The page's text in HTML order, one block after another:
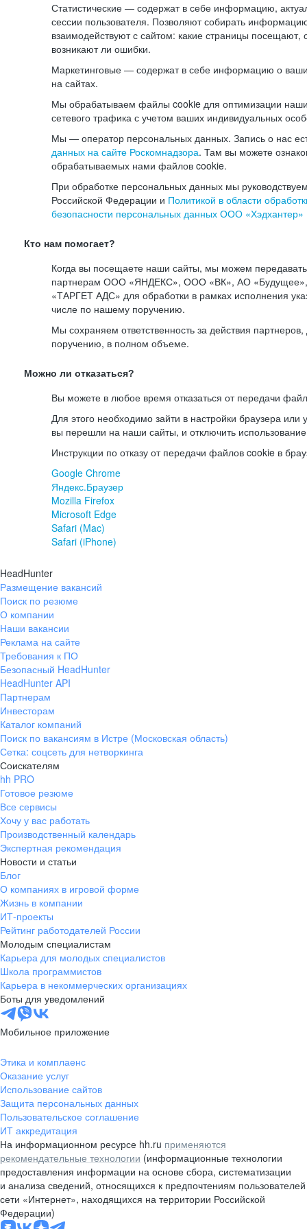
Статистические — содержат в себе информацию,
сессии пользователя. Позволяют собирать
взаимодействуют с сайтом: какие страницы посещают,
возникают ли ошибки.
Маркетинговые — содержат в себе информацию о
на сайтах.
Мы обрабатываем файлы cookie для оптимизации
сетевого трафика с учетом ваших индивидуальных
Мы — оператор персональных данных. Запись о нас
данных на сайте Роскомнадзора. Там вы можете
обрабатываемых нами файлов cookie.
При обработке персональных данных мы
Российской Федерации и Политикой в области
безопасности персональных данных ООО «Хэдхантер»
Кто нам помогает?
Когда вы посещаете наши сайты, мы можем
партнерам ООО «ЯНДЕКС», ООО «ВК», АО
«ТАРГЕТ АДС» для обработки в рамках исполнения
числе по нашему поручению.
Мы сохраняем ответственность за действия
поручению, в полном объеме.
Можно ли отказаться?
Вы можете в любое время отказаться от передачи
Для этого необходимо зайти в настройки браузера или
вы перешли на наши сайты, и отключить
Инструкции по отказу от передачи файлов cookie в
Google Chrome
Яндекс.Браузер
Mozilla Firefox
Microsoft Edge
Safari (Mac)
Safari (iPhone)
HeadHunter
Размещение вакансий
Поиск по резюме
О компании
Наши вакансии
Реклама на сайте
Требования к ПО
Безопасный HeadHunter
HeadHunter API
Партнерам
Инвесторам
Каталог компаний
Поиск по вакансиям в Истре (Московская область)
Сетка: соцсеть для нетворкинга
Соискателям
hh PRO
Готовое резюме
Все сервисы
Хочу у вас работать
Производственный календарь
Экспертная рекомендация
Новости и статьи
Блог
О компаниях в игровой форме
Жизнь в компании
ИТ-проекты
Рейтинг работодателей России
Молодым специалистам
Карьера для молодых специалистов
Школа программистов
Карьера в некоммерческих организациях
Боты для уведомлений
Мобильное приложение
Этика и комплаенс
Оказание услуг
Использование сайтов
Защита персональных данных
Пользовательское соглашение
ИТ аккредитация
На информационном ресурсе hh.ru применяются
рекомендательные технологии (информационные технологии
предоставления информации на основе сбора, систематизации
и анализа сведений, относящихся к предпочтениям пользователей
сети «Интернет», находящихся на территории Российской
Федерации)